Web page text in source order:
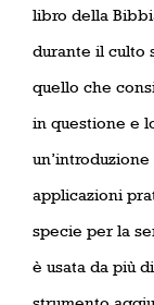
libro della
durante il culto
quello che
in questione e
applicazioni
specie per la
è usata da più